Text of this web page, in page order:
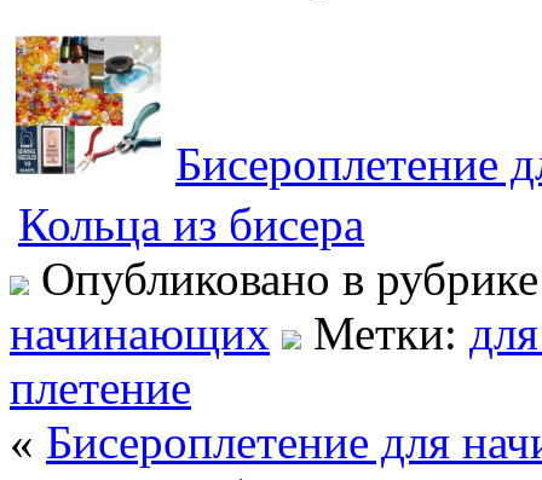
Бисероплетение
Кольца из бисера
Опубликовано в
начинающих
Метки:
плетение
« Бисероплетение для